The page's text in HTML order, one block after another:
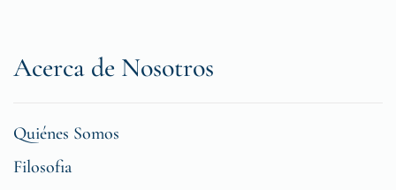
Acerca de Nosotros
Quiénes Somos
Filosofia